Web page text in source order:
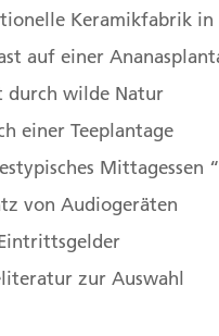
zuschauen. Zum
Besuch ab. 50 km (F, A)
,2. Lagoa do Fogo, 9680,
Portugal
Keramikfabrik in
auf einer
durch wilde Natur
einer Teeplantage
Mittagessen
von Audiogeräten
zur Auswahl